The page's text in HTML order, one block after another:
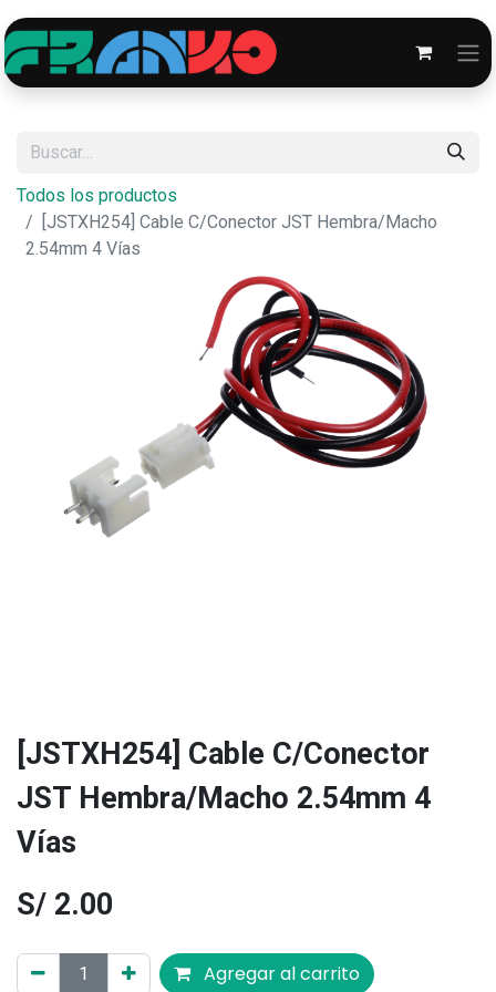
Todos los productos
[JSTXH254] Cable C/Conector JST Hembra/Macho
2.54mm 4 Vías
[JSTXH254] Cable C/Conector
JST Hembra/Macho 2.54mm 4
Vías
S/ 2.00
Agregar al carrito